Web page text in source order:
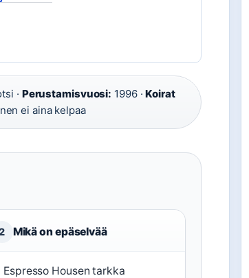
· Perustamisvuosi: 1996 ·Koirat
ei aina kelpaa
Mikä on epäselvää
Espresso Housen tarkka